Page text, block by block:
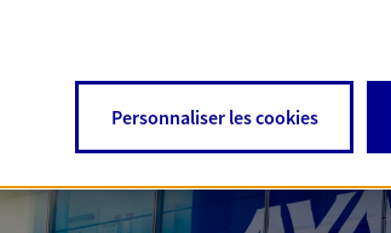
Personnaliser les cookies